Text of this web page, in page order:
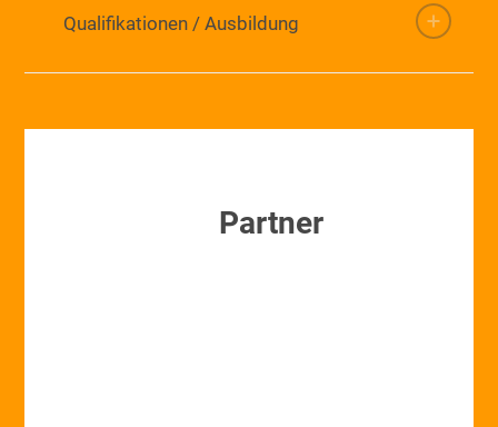
Qualifikationen / Ausbildung
Partner